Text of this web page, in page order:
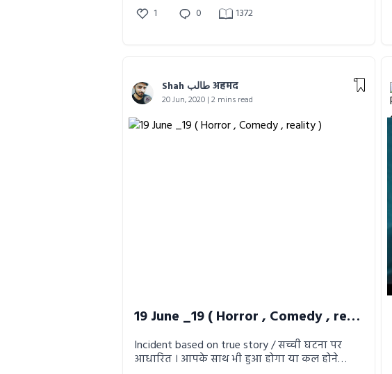
1 0 1372
Shah طالب अहमद
20 Jun, 2020 | 2 mins read
19 June _19 ( Horror , Comedy , reality )
Incident based on true story / सच्ची घटना पर
आधारित । आपके साथ भी हुआ होगा या कल होने